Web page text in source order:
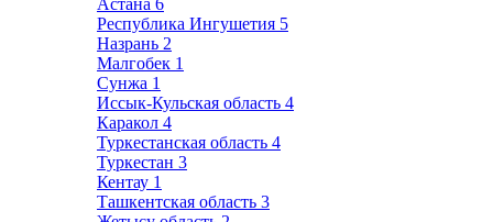
Астана 6
Республика Ингушетия 5
Назрань 2
Малгобек 1
Сунжа 1
Иссык-Кульская область 4
Каракол 4
Туркестанская область 4
Туркестан 3
Кентау 1
Ташкентская область 3